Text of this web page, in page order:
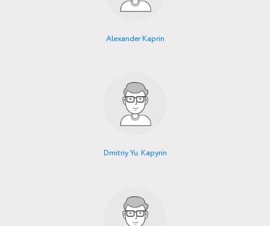
Alexander Kaprin
Dmitriy Yu. Kapyrin